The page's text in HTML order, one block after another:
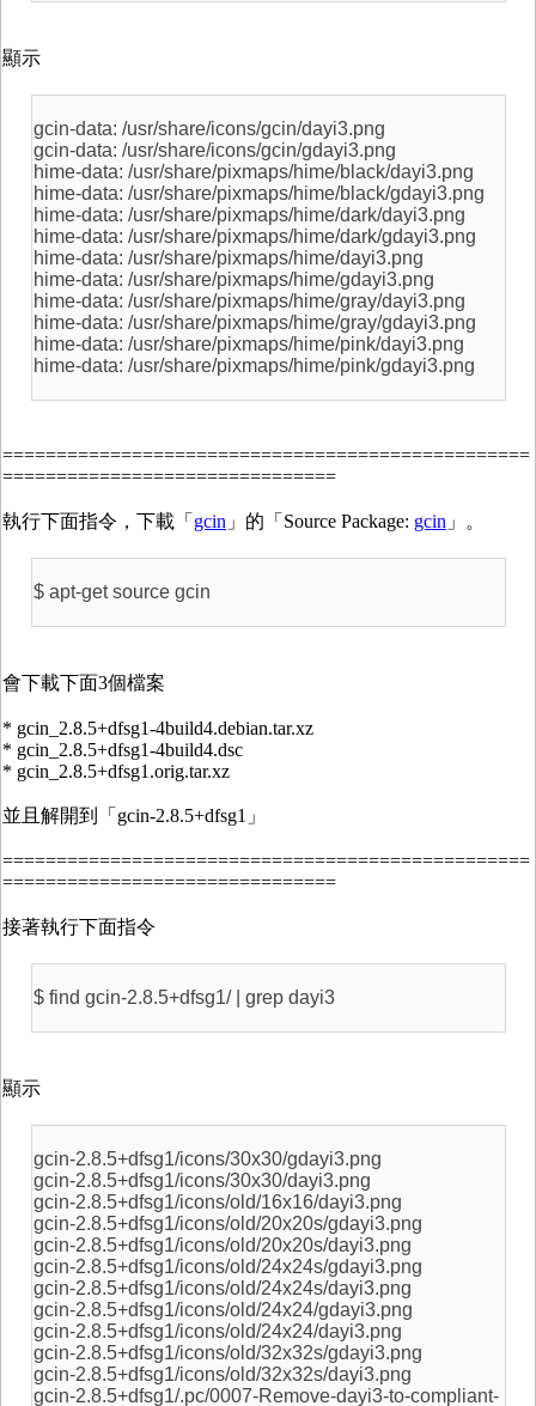
顯示
gcin-data: /usr/share/icons/gcin/dayi3.png
gcin-data: /usr/share/icons/gcin/gdayi3.png
hime-data: /usr/share/pixmaps/hime/black/dayi3.png
hime-data: /usr/share/pixmaps/hime/black/gdayi3.png
hime-data: /usr/share/pixmaps/hime/dark/dayi3.png
hime-data: /usr/share/pixmaps/hime/dark/gdayi3.png
hime-data: /usr/share/pixmaps/hime/dayi3.png
hime-data: /usr/share/pixmaps/hime/gdayi3.png
hime-data: /usr/share/pixmaps/hime/gray/dayi3.png
hime-data: /usr/share/pixmaps/hime/gray/gdayi3.png
hime-data: /usr/share/pixmaps/hime/pink/dayi3.png
hime-data: /usr/share/pixmaps/hime/pink/gdayi3.png
=================================================
===============================
執行下面指令，下載「 gcin 」的「Source Package: gcin 」。
$ apt-get source gcin
會下載下面3個檔案
* gcin_2.8.5+dfsg1-4build4.debian.tar.xz
* gcin_2.8.5+dfsg1-4build4.dsc
* gcin_2.8.5+dfsg1.orig.tar.xz
並且解開到「gcin-2.8.5+dfsg1」
=================================================
===============================
接著執行下面指令
$ find gcin-2.8.5+dfsg1/ | grep dayi3
顯示
gcin-2.8.5+dfsg1/icons/30x30/gdayi3.png
gcin-2.8.5+dfsg1/icons/30x30/dayi3.png
gcin-2.8.5+dfsg1/icons/old/16x16/dayi3.png
gcin-2.8.5+dfsg1/icons/old/20x20s/gdayi3.png
gcin-2.8.5+dfsg1/icons/old/20x20s/dayi3.png
gcin-2.8.5+dfsg1/icons/old/24x24s/gdayi3.png
gcin-2.8.5+dfsg1/icons/old/24x24s/dayi3.png
gcin-2.8.5+dfsg1/icons/old/24x24/gdayi3.png
gcin-2.8.5+dfsg1/icons/old/24x24/dayi3.png
gcin-2.8.5+dfsg1/icons/old/32x32s/gdayi3.png
gcin-2.8.5+dfsg1/icons/old/32x32s/dayi3.png
gcin-2.8.5+dfsg1/.pc/0007-Remove-dayi3-to-compliant-